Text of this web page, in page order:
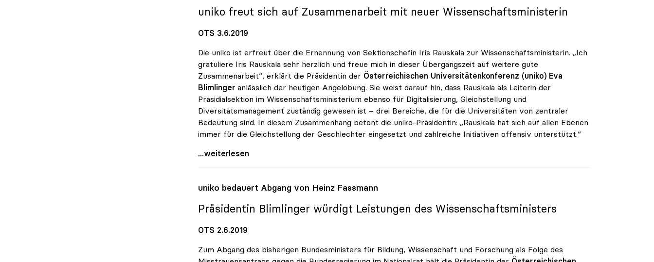
uniko freut sich auf Zusammenarbeit mit neuer Wissenschaftsministerin
OTS 3.6.2019
Die uniko ist erfreut über die Ernennung von Sektionschefin Iris Rauskala zur Wissenschaftsministerin. „Ich
gratuliere Iris Rauskala sehr herzlich und freue mich in dieser Übergangszeit auf weitere gute
Zusammenarbeit“, erklärt die Präsidentin der Österreichischen Universitätenkonferenz (uniko) Eva
Blimlinger anlässlich der heutigen Angelobung. Sie weist darauf hin, dass Rauskala als Leiterin der
Präsidialsektion im Wissenschaftsministerium ebenso für Digitalisierung, Gleichstellung und
Diversitätsmanagement zuständig gewesen ist – drei Bereiche, die für die Universitäten von zentraler
Bedeutung sind. In diesem Zusammenhang betont die uniko-Präsidentin: „Rauskala hat sich auf allen Ebenen
immer für die Gleichstellung der Geschlechter eingesetzt und zahlreiche Initiativen offensiv unterstützt.“
Präsidentin Blimlinger gratuliert Iris Rauskala
...weiterlesen
uniko bedauert Abgang von Heinz Fassmann
Präsidentin Blimlinger würdigt Leistungen des Wissenschaftsministers
OTS 2.6.2019
Zum Abgang des bisherigen Bundesministers für Bildung, Wissenschaft und Forschung als Folge des